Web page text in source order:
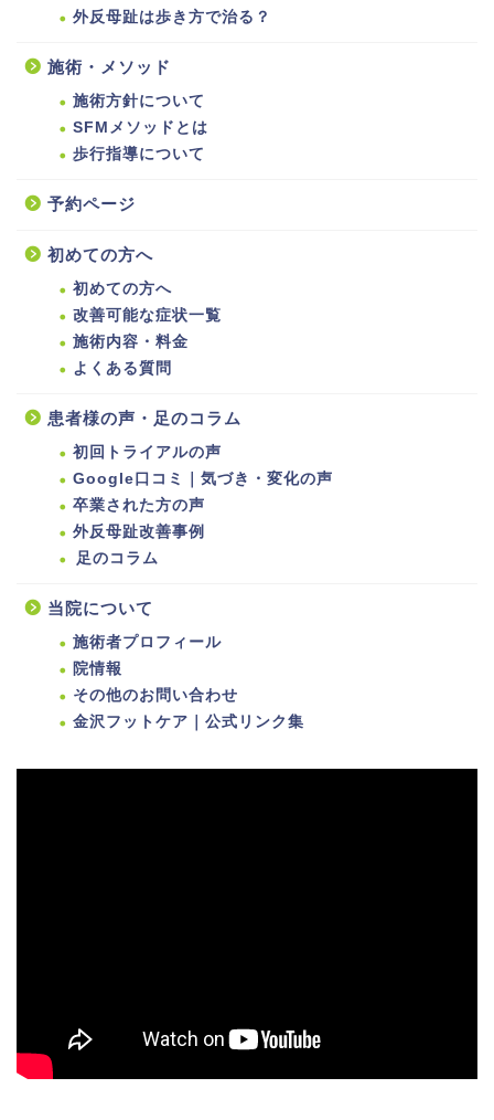
外反母趾は歩き方で治る？
施術・メソッド
施術方針について
SFMメソッドとは
歩行指導について
予約ページ
初めての方へ
初めての方へ
改善可能な症状一覧
施術内容・料金
よくある質問
患者様の声・足のコラム
初回トライアルの声
Google口コミ｜気づき・変化の声
卒業された方の声
外反母趾改善事例
足のコラム
当院について
施術者プロフィール
院情報
その他のお問い合わせ
金沢フットケア｜公式リンク集